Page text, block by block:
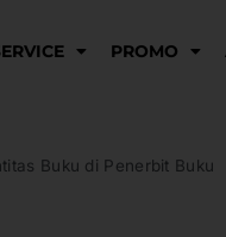
PROMO
Buku di Penerbit Buku